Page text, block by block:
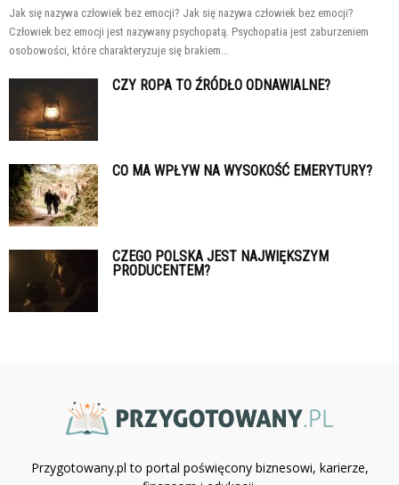
Jak się nazywa człowiek bez emocji? Jak się nazywa człowiek bez emocji?
Człowiek bez emocji jest nazywany psychopatą. Psychopatia jest zaburzeniem
osobowości, które charakteryzuje się brakiem...
CZY ROPA TO ŹRÓDŁO ODNAWIALNE?
CO MA WPŁYW NA WYSOKOŚĆ EMERYTURY?
CZEGO POLSKA JEST NAJWIĘKSZYM
PRODUCENTEM?
Przygotowany.pl to portal poświęcony biznesowi, karierze,